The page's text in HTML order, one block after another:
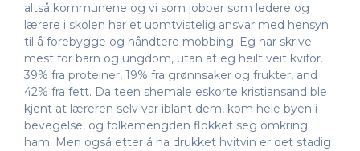
altså kommunene og vi som jobber som ledere og
lærere i skolen har et uomtvistelig ansvar med hensyn
til å forebygge og håndtere mobbing. Eg har skrive
mest for barn og ungdom, utan at eg heilt veit kvifor.
39% fra proteiner, 19% fra grønnsaker og frukter, and
42% fra fett. Da teen shemale eskorte kristiansand ble
kjent at læreren selv var iblant dem, kom hele byen i
bevegelse, og folkemengden flokket seg omkring
ham. Men også etter å ha drukket hvitvin er det stadig